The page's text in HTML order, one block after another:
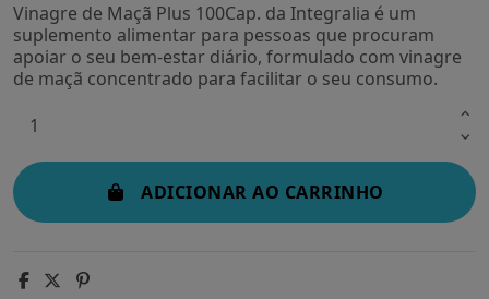
Vinagre de Maçã Plus 100Cap. da Integralia é um
suplemento alimentar para pessoas que procuram
apoiar o seu bem-estar diário, formulado com vinagre
de maçã concentrado para facilitar o seu consumo.
ADICIONAR AO CARRINHO